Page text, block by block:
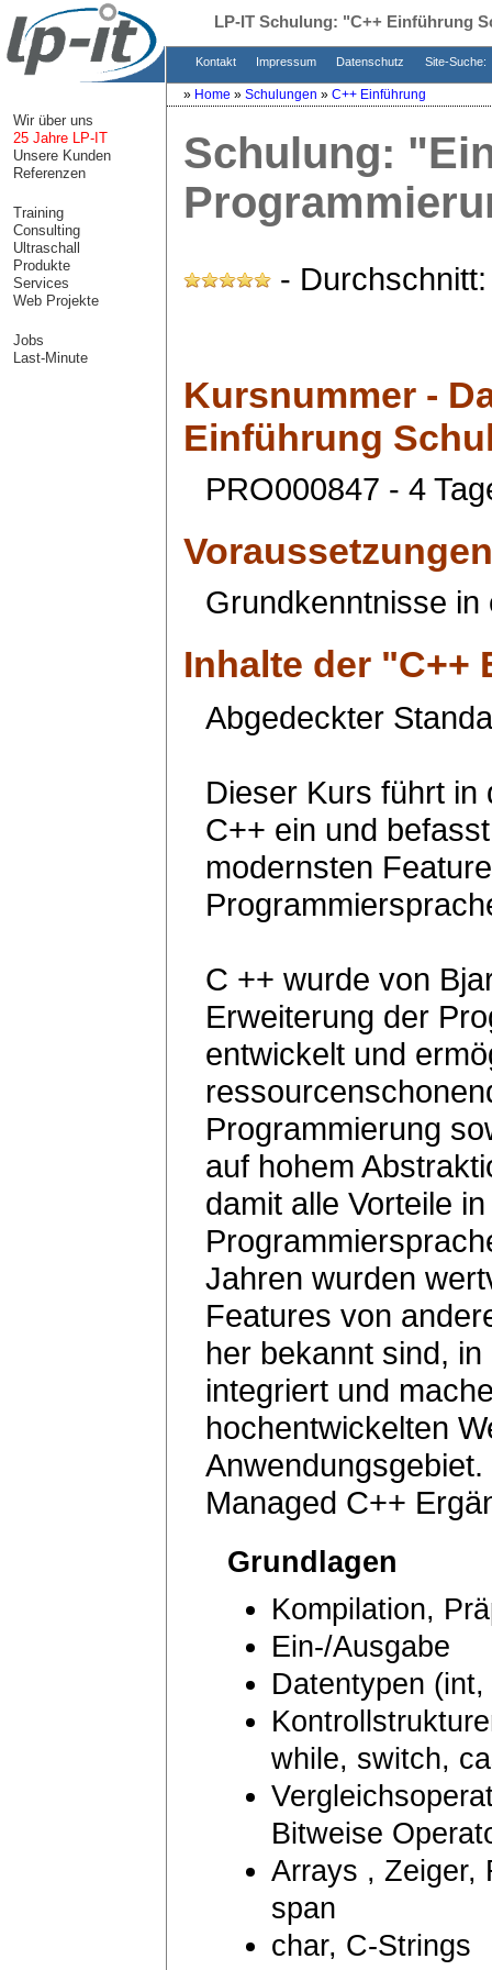
LP-IT Schulung: "C++ Einführung
Kontakt Impressum Datenschutz Site-Suche:
» Home » Schulungen » C++ Einführung
Schulung:
-
Kursnummer -
Einführung
PRO000847 - 4
Voraussetzungen
Grundkenntnisse
Inhalte der "C++
Abgedeckter
Dieser Kurs führt in
C++ ein und
modernsten
C ++ wurde von
Erweiterung der
entwickelt und
Programmierung
auf hohem
damit alle Vorteile
Jahren wurden
Features von
her bekannt sind,
integriert und
hochentwickelten
Managed C++
Grundlagen
Kompilation,
Ein-/Ausgabe
Datentypen
while, switch,
Bitweise
Arrays , Zeiger,
span
char, C-Strings
Wir über uns
25 Jahre LP-IT
Unsere Kunden
Referenzen
Training
Consulting
Ultraschall
Produkte
Services
Web Projekte
Jobs
Last-Minute